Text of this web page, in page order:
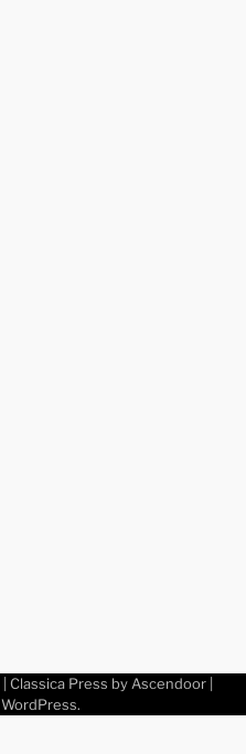
| Classica Press by Ascendoor|
WordPress.